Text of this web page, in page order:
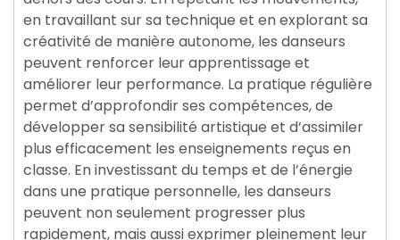
en travaillant sur sa technique et en explorant sa
créativité de manière autonome, les danseurs
peuvent renforcer leur apprentissage et
améliorer leur performance. La pratique régulière
permet d’approfondir ses compétences, de
développer sa sensibilité artistique et d’assimiler
plus efficacement les enseignements reçus en
classe. En investissant du temps et de l’énergie
dans une pratique personnelle, les danseurs
peuvent non seulement progresser plus
rapidement, mais aussi exprimer pleinement leur